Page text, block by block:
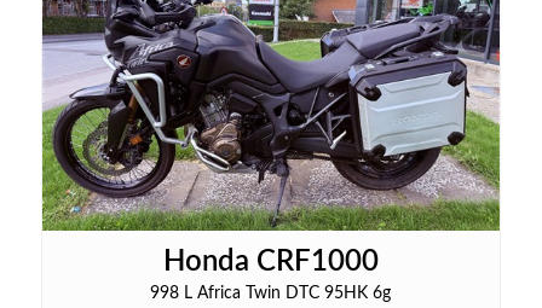
Honda CRF1000
998 L Africa Twin DTC 95HK 6g